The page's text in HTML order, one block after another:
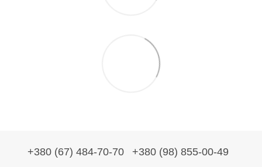
+380 (67) 484-70-70 +380 (98) 855-00-49